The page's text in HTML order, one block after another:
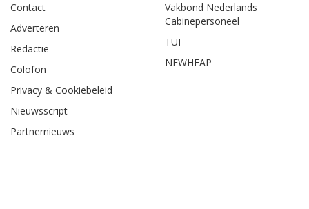
Contact
Adverteren
Redactie
Colofon
Privacy & Cookiebeleid
Nieuwsscript
Partnernieuws
Vakbond Nederlands
Cabinepersoneel
TUI
NEWHEAP